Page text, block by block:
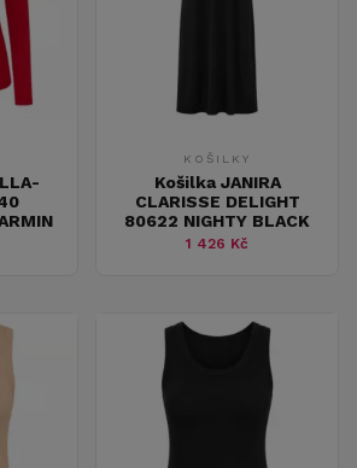
KOŠILKY
Košilka JANIRA
CLARISSE DELIGHT
80622 NIGHTY BLACK
1 426 Kč